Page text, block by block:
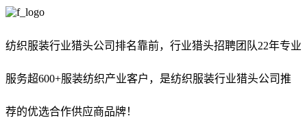
纺织服装行业猎头公司排名靠前， 行业猎头招聘团队22年专业
服务超600+服装纺织产业客户，是纺织服装行业猎头公司推
荐的优选合作供应商品牌！